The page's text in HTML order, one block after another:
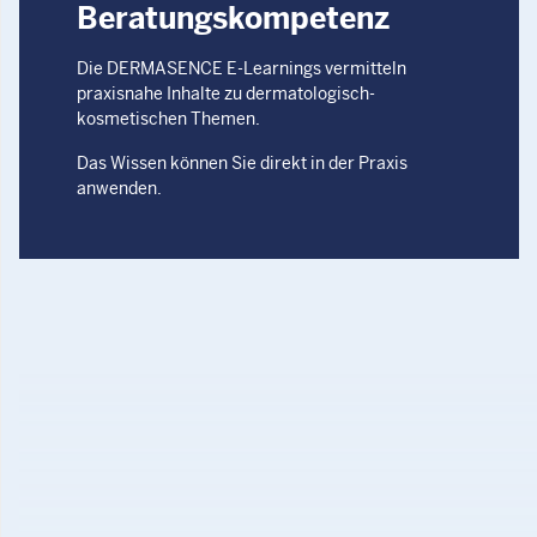
Beratungskompetenz
Die DERMASENCE E-Learnings vermitteln
praxisnahe Inhalte zu dermatologisch-
kosmetischen Themen.
Das Wissen können Sie direkt in der Praxis
anwenden.